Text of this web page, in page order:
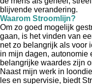
blijvende verandering.
Waarom Stroomlijn?
Om zo goed mogelijk
gaan, is het vinden van
net zo belangrijk als voor
in mijn dagen,
belangrijke waardes zijn
Naast mijn werk in
les en supervisie, biedt